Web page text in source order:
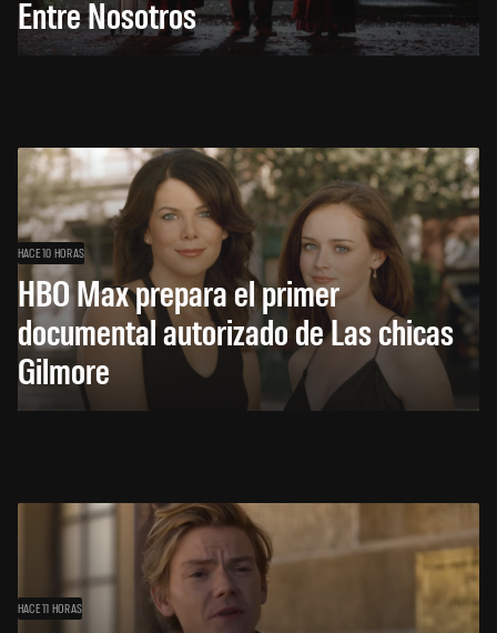
Entre Nosotros
HACE 10 HORAS
HBO Max prepara el primer
documental autorizado de Las chicas
Gilmore
HACE 11 HORAS